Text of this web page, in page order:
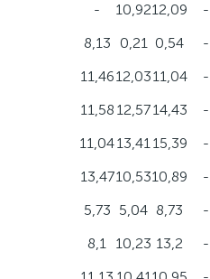
- 10,9212,09
-
8,13 0,21 0,54
-
11,4612,0311,04
-
11,58 12,5714,43
-
11,0413,4115,39
-
13,4710,5310,89
-
5,73 5,04 8,73
-
8,1 10,23 13,2
-